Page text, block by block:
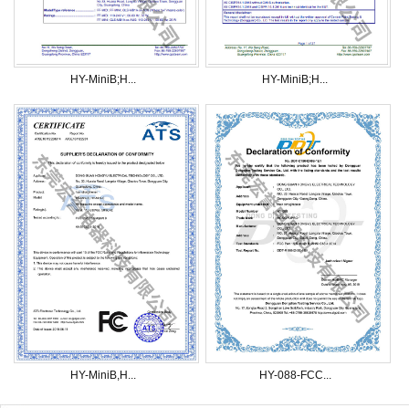
HY-MiniB;H... HY-MiniB;H...
HY-MiniB,H... HY-088-FCC...